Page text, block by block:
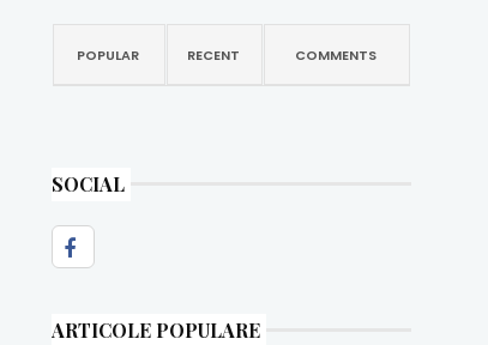
POPULAR RECENT COMMENTS
SOCIAL
ARTICOLE POPULARE